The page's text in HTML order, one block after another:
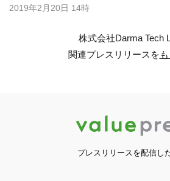
2019年2月20日 14時
株式会社Darma Tech
関連プレスリリースを
プレスリリースを配信し